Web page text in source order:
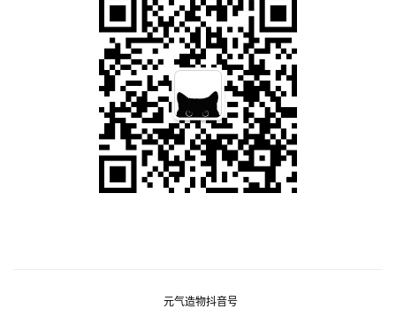
元气造物抖音号